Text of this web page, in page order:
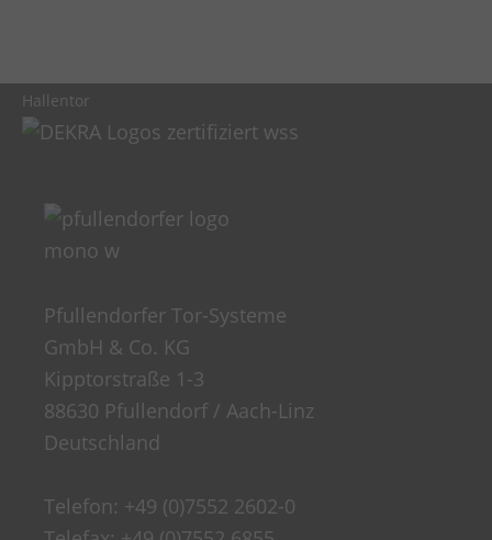
Hallentor
Pfullendorfer Tor-Systeme
GmbH & Co. KG
Kipptorstraße 1-3
88630 Pfullendorf / Aach-Linz
Deutschland
Telefon: +49 (0)7552 2602-0